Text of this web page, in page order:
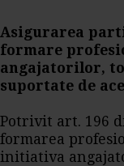
Asigurarea
formare
angajatorilor,
suportate de
Potrivit art. 196
formarea
initiativa